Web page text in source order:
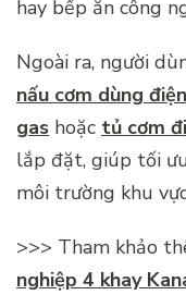
hay bếp ăn công
Ngoài ra, người
nấu cơm dùng điện
gas hoặc tủ cơm
lắp đặt, giúp tối
môi trường khu
>>> Tham khảo
nghiệp 4 khay